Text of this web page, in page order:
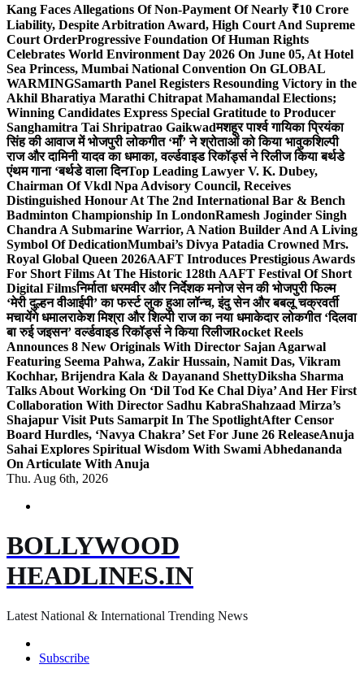
Kang Faces Allegations Of Non-Payment Of Nearly ₹10 Crore
Liability, Despite Arbitration Award, High Court And Supreme
Court OrderProgressive Foundation Of Human Rights
Celebrates World Environment Day 2026 On June 05, At Hotel
Sea Princess, Mumbai National Convention On GLOBAL
WARMINGSamarth Panel Registers Resounding Victory in the
Akhil Bharatiya Marathi Chitrapat Mahamandal Elections;
Winning Candidates Express Special Gratitude to Producer
Sanghamitra Tai Shripatrao Gaikwadमशहूर पार्श्व गायिका प्रियंका
सिंह की आवाज में भोजपुरी लोकगीत ‘माँ’ ने श्रोताओं को किया भावुकशिल्पी
राज और दामिनी यादव का धमाका, वर्ल्डवाइड रिकॉर्ड्स ने रिलीज किया बर्थडे
एंथम गाना ‘बर्थडे वाला दिनTop Leading Lawyer V. K. Dubey,
Chairman Of Vkdl Npa Advisory Council, Receives
Distinguished Honour At The 2nd International Bar & Bench
Badminton Championship In LondonRamesh Joginder Singh
Chandra A Submarine Warrior, A Nation Builder And A Living
Symbol Of DedicationMumbai’s Divya Patadia Crowned Mrs.
Royal Global Queen 2026AAFT Introduces Prestigious Awards
For Short Films At The Historic 128th AAFT Festival Of Short
Digital Filmsनिर्माता धरमवीर और निर्देशक मनोज सेन की भोजपुरी फिल्म
‘मेरी दुल्हन वीआईपी’ का फर्स्ट लुक हुआ लॉन्च, इंदु सेन और बबलू चक्रवर्ती
मचायेंगे धमालराकेश मिश्रा और शिल्पी राज का नया धमाकेदार लोकगीत ‘दिलवा
बा रुई जइसन’ वर्ल्डवाइड रिकॉर्ड्स ने किया रिलीजRocket Reels
Announces 8 New Originals With Director Sajan Agarwal
Featuring Seema Pahwa, Zakir Hussain, Namit Das, Vikram
Kochhar, Brijendra Kala & Dayanand ShettyDiksha Sharma
Talks About Working On ‘Dil Tod Ke Chal Diya’ And Her First
Collaboration With Director Sadhu KabraShahzaad Mirza’s
Shajapur Visit Puts Samarpit In The SpotlightAfter Censor
Board Hurdles, ‘Navya Chakra’ Set For June 26 ReleaseAnuja
Sahai Explores Spiritual Wisdom With Swami Abhedananda
On Articulate With Anuja
Thu. Aug 6th, 2026
BOLLYWOOD
HEADLINES.IN
Latest National & International Trending News
Subscribe